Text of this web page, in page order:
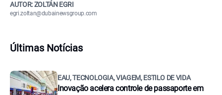
AUTOR: ZOLTÁN EGRI
egri.zoltan@dubainewsgroup.com
Últimas Notícias
EAU, TECNOLOGIA, VIAGEM, ESTILO DE VIDA
Inovação acelera controle de passaporte em